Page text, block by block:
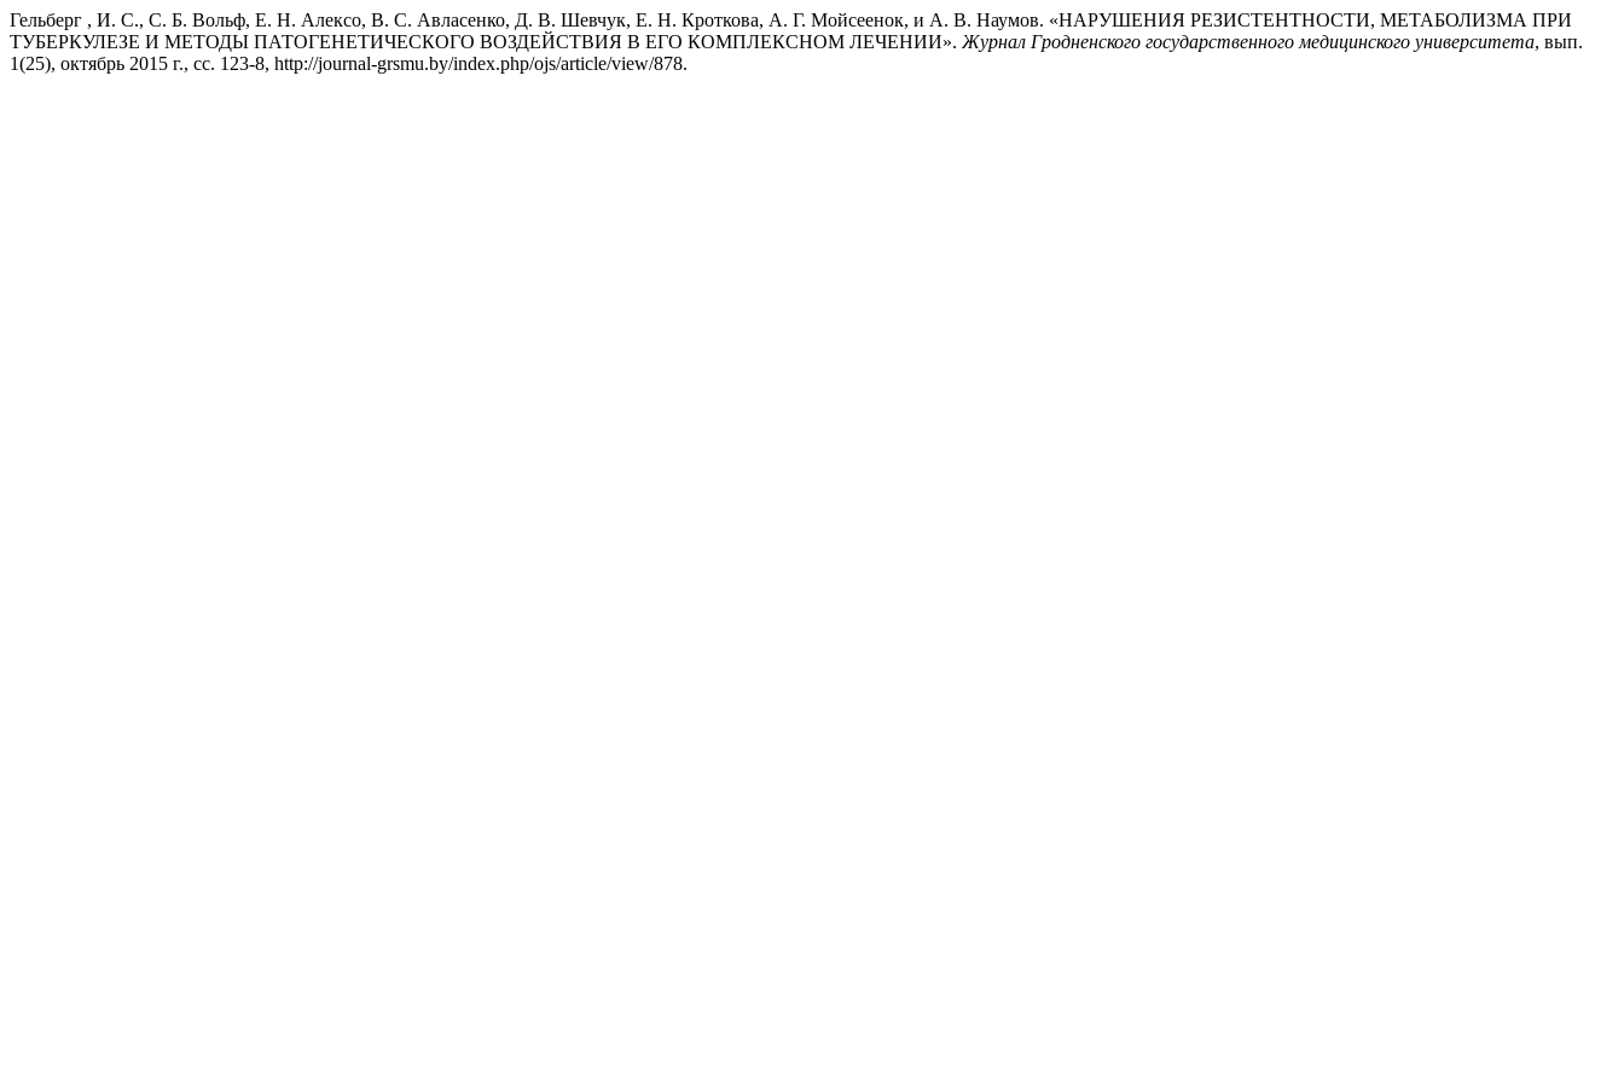
Гельберг , И. С., С. Б. Вольф, Е. Н. Алексо, В. С. Авласенко, Д. В. Шевчук, Е. Н. Кроткова, А. Г. Мойсеенок, и А. В. Наумов. «НАРУШЕНИЯ РЕЗИСТЕНТНОСТИ, МЕТАБОЛИЗМА ПРИ
ТУБЕРКУЛЕЗЕ И МЕТОДЫ ПАТОГЕНЕТИЧЕСКОГО ВОЗДЕЙСТВИЯ В ЕГО КОМПЛЕКСНОМ ЛЕЧЕНИИ». Журнал Гродненского государственного медицинского университета, вып.
1(25), октябрь 2015 г., сс. 123-8, http://journal-grsmu.by/index.php/ojs/article/view/878.